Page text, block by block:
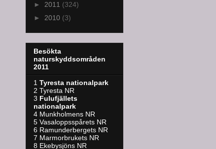
► 2011 (324)
► 2010 (3)
Besökta
naturskyddsområden
2011
1 Tyresta nationalpark
2 Tyresta NR
3 Fulufjällets
nationalpark
4 Munkholmens NR
5 Vasaloppsspårets NR
6 Ramunderbergets NR
7 Marmorbrukets NR
8 Ekebysjöns NR